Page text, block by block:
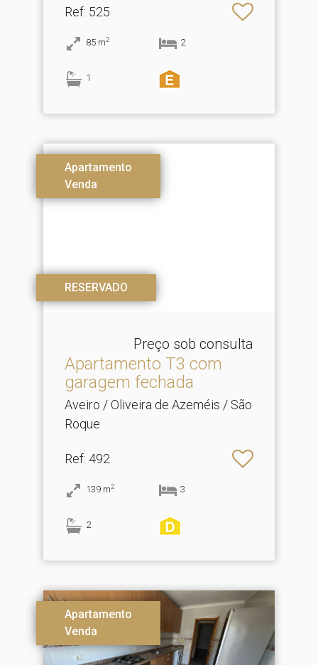
Ref: 525
85 m2 2
1
Apartamento
Venda
RESERVADO
Preço sob consulta
Apartamento T3 com
garagem fechada
Aveiro / Oliveira de Azeméis / São
Roque
Ref: 492
139 m2 3
2
Apartamento
Venda